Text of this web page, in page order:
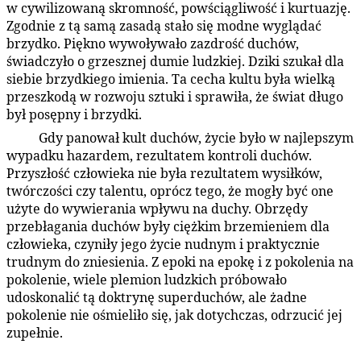
w cywilizowaną skromność, powściągliwość i kurtuazję.
Zgodnie z tą samą zasadą stało się modne wyglądać
brzydko. Piękno wywoływało zazdrość duchów,
świadczyło o grzesznej dumie ludzkiej. Dziki szukał dla
siebie brzydkiego imienia. Ta cecha kultu była wielką
przeszkodą w rozwoju sztuki i sprawiła, że świat długo
był posępny i brzydki.
Gdy panował kult duchów, życie było w najlepszym
wypadku hazardem, rezultatem kontroli duchów.
Przyszłość człowieka nie była rezultatem wysiłków,
twórczości czy talentu, oprócz tego, że mogły być one
użyte do wywierania wpływu na duchy. Obrzędy
przebłagania duchów były ciężkim brzemieniem dla
człowieka, czyniły jego życie nudnym i praktycznie
trudnym do zniesienia. Z epoki na epokę i z pokolenia na
pokolenie, wiele plemion ludzkich próbowało
udoskonalić tą doktrynę superduchów, ale żadne
pokolenie nie ośmieliło się, jak dotychczas, odrzucić jej
zupełnie.